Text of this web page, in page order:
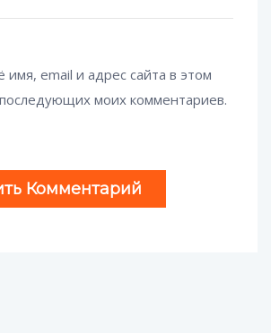
имя, email и адрес сайта в этом
моих комментариев.